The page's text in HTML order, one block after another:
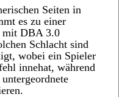
Seiten in
es zu einer
mit DBA 3.0
Schlacht sind
wobei ein Spieler
innehat, während